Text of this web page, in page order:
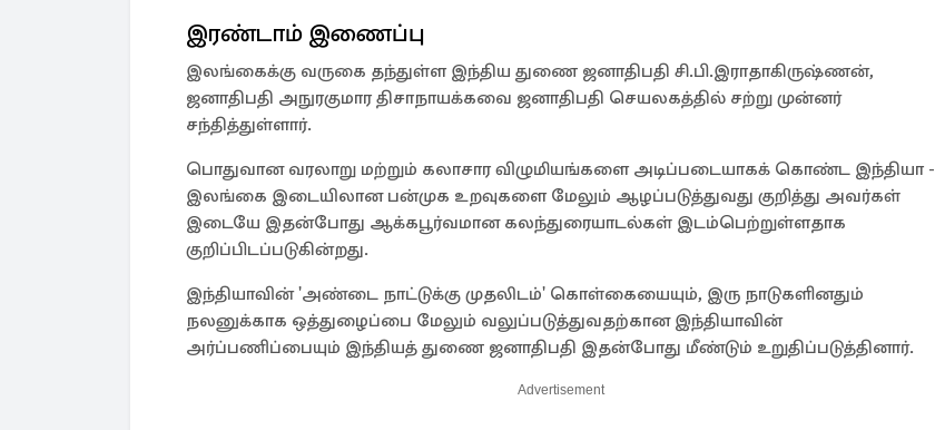
இரண்டாம் இணைப்பு
இலங்கைக்கு வருகை தந்துள்ள இந்திய துணை ஜனாதிபதி சி.பி.இராதாகிருஷ்ணன்,
ஜனாதிபதி அநுரகுமார திசாநாயக்கவை ஜனாதிபதி செயலகத்தில் சற்று முன்னர்
சந்தித்துள்ளார்.
பொதுவான வரலாறு மற்றும் கலாசார விழுமியங்களை அடிப்படையாகக் கொண்ட இந்தியா -
இலங்கை இடையிலான பன்முக உறவுகளை மேலும் ஆழப்படுத்துவது குறித்து அவர்கள்
இடையே இதன்போது ஆக்கபூர்வமான கலந்துரையாடல்கள் இடம்பெற்றுள்ளதாக
குறிப்பிடப்படுகின்றது.
இந்தியாவின் 'அண்டை நாட்டுக்கு முதலிடம்' கொள்கையையும், இரு நாடுகளினதும்
நலனுக்காக ஒத்துழைப்பை மேலும் வலுப்படுத்துவதற்கான இந்தியாவின்
அர்ப்பணிப்பையும் இந்தியத் துணை ஜனாதிபதி இதன்போது மீண்டும் உறுதிப்படுத்தினார்.
Advertisement